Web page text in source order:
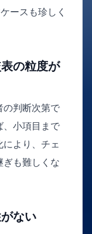
ースも珍しく
の粒度が
の判断次第で
、小項目まで
より、チェ
ぎも難しくな
ない